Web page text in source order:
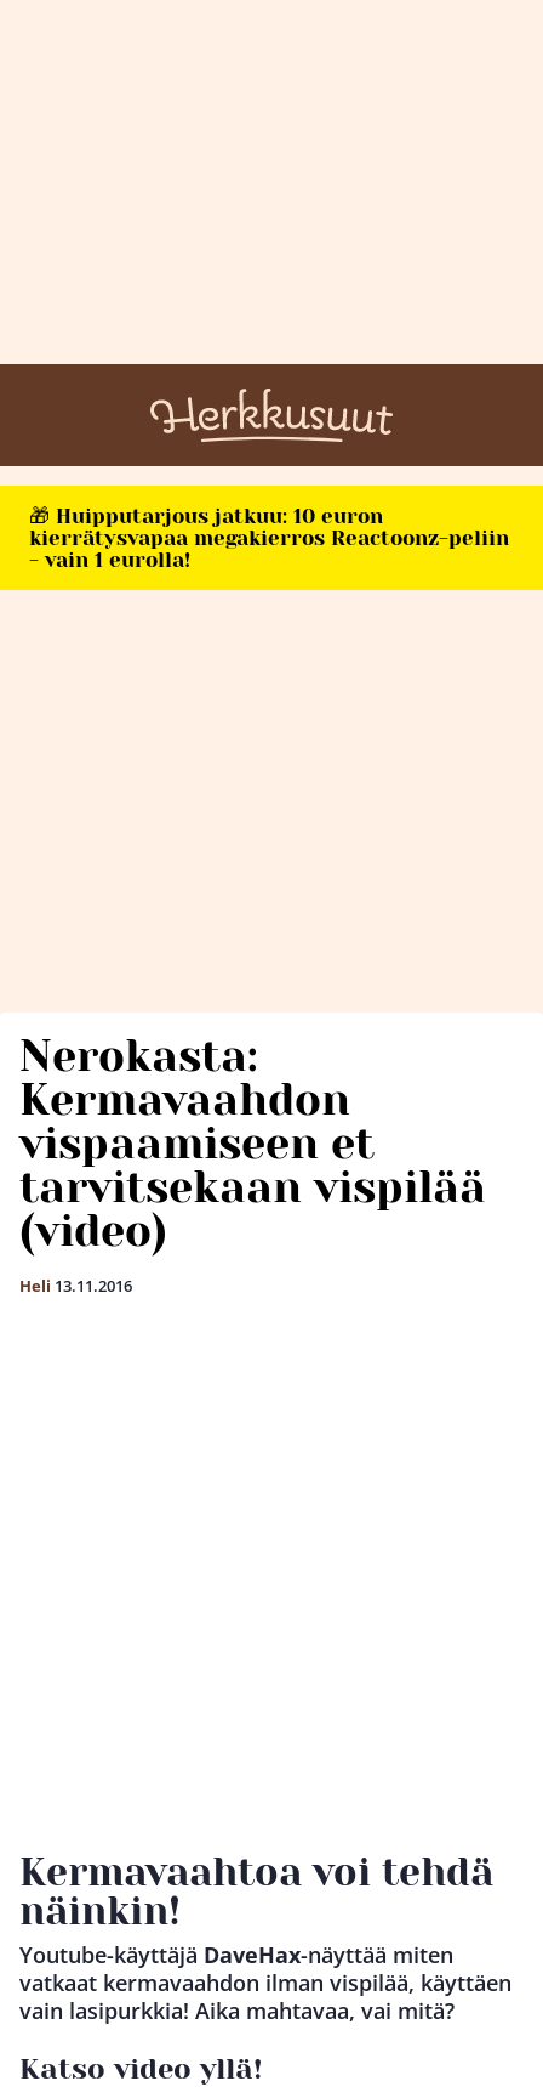
🎁 Huipputarjous jatkuu: 10 euron
kierrätysvapaa megakierros Reactoonz-peliin
- vain 1 eurolla!
Nerokasta:
Kermavaahdon
vispaamiseen et
tarvitsekaan vispilää
(video)
Heli 13.11.2016
Kermavaahtoa voi tehdä
näinkin!
Youtube-käyttäjä DaveHax-näyttää miten
vatkaat kermavaahdon ilman vispilää, käyttäen
vain lasipurkkia! Aika mahtavaa, vai mitä?
Katso video yllä!